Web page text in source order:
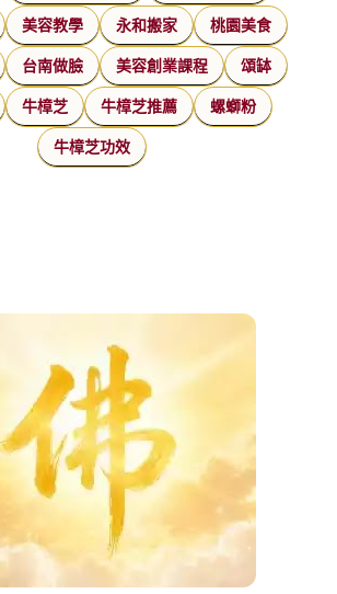
美容教學 永和搬家 桃園美食
台南做臉 美容創業課程 頌缽
牛樟芝 牛樟芝推薦 螺螄粉
牛樟芝功效